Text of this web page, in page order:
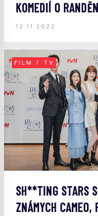
KOMEDIÍ O
12.11.2022
FILM / TV
SH**TING STARS
ZNÁMYCH